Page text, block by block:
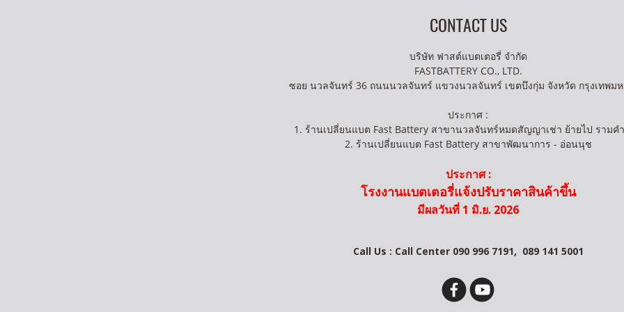
CONTACT US
บริษัท ฟาสต์แบตเตอรี่ จำกัด
FASTBATTERY CO., LTD.
ซอย นวลจันทร์ 36 ถนนนวลจันทร์ แขวงนวลจันทร์ เขตบึงกุ่ม จังหวัด กรุงเทพม
ประกาศ :
1. ร้านเปลี่ยนแบต Fast Battery สาขานวลจันทร์หมดสัญญาเช่า ย้ายไป รามค
2. ร้านเปลี่ยนแบต Fast Battery สาขาพัฒนาการ - อ่อนนุช
ประกาศ :
โรงงานแบตเตอรี่แจ้งปรับราคาสินค้าขึ้น
มีผลวันที่ 1 มิ.ย. 2026
Call Us : Call Center 090 996 7191, 089 141 5001